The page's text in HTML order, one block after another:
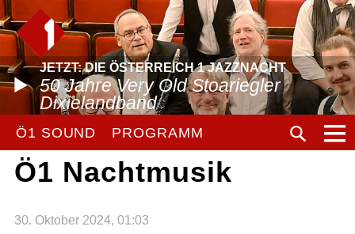
JETZT: DIE ÖSTERREICH 1 JAZZNACHT
50 Jahre Very Old Stoariegler
Dixielandband
Ö1 SOUND PROGRAMM
Ö1 Nachtmusik
30. Oktober 2024, 01:03